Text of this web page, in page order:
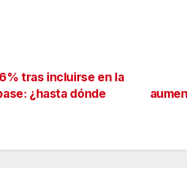
tras incluirse en la
¿hasta dónde